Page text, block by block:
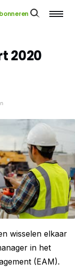
2020
wisselen elkaar
in het
(EAM).